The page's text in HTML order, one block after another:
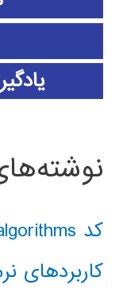
کد classical AI search algorithms
کاربردهای